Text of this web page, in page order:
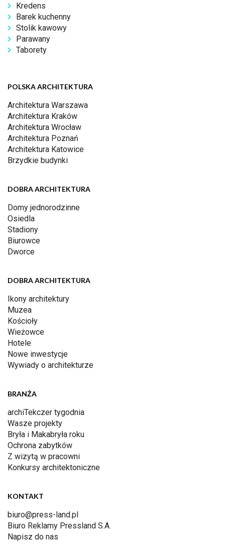
Kredens
Barek kuchenny
Stolik kawowy
Parawany
Taborety
POLSKA ARCHITEKTURA
Architektura Warszawa
Architektura Kraków
Architektura Wrocław
Architektura Poznań
Architektura Katowice
Brzydkie budynki
DOBRA ARCHITEKTURA
Domy jednorodzinne
Osiedla
Stadiony
Biurowce
Dworce
DOBRA ARCHITEKTURA
Ikony architektury
Muzea
Kościoły
Wieżowce
Hotele
Nowe inwestycje
Wywiady o architekturze
BRANŻA
archiTekczer tygodnia
Wasze projekty
Bryła i Makabryła roku
Ochrona zabytków
Z wizytą w pracowni
Konkursy architektoniczne
KONTAKT
biuro@press-land.pl
Biuro Reklamy Pressland S.A.
Napisz do nas